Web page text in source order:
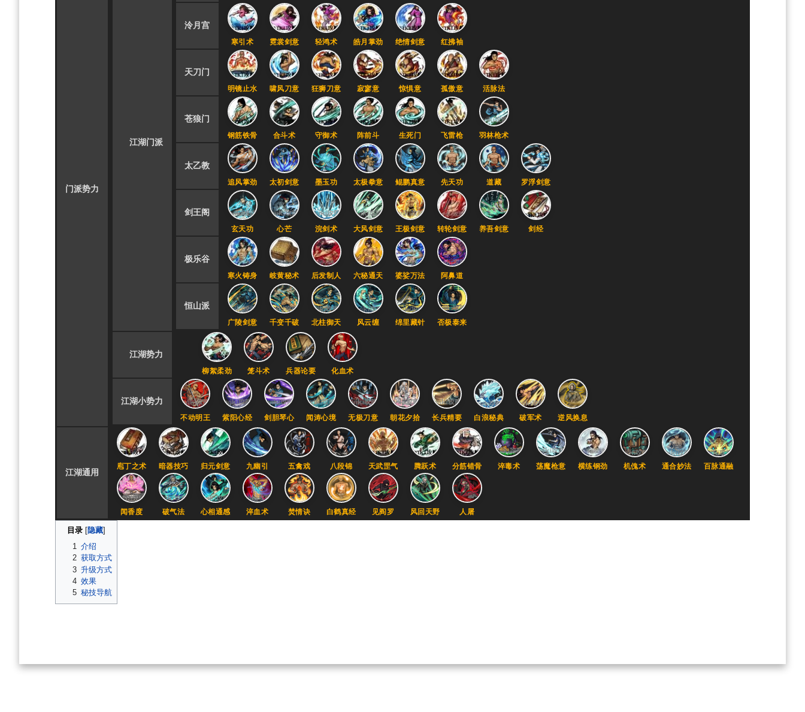
门派势力
江湖门派
泠月宫
寒引术 霓裳剑意 轻鸿术 皓月掌劲 绝情剑意 红拂袖
天刀门
明镜止水 啸风刀意 狂狮刀意 寂寥意 惊惧意 孤傲意 活脉法
苍狼门
钢筋铁骨 合斗术 守御术 阵前斗 生死门 飞雷枪 羽林枪术
太乙教
追风掌劲 太初剑意 墨玉功 太极拳意 鲲鹏真意 先天功 道藏 罗浮剑意
剑王阁
玄天功 心芒 浣剑术 大风剑意 王极剑意 转轮剑意 养吾剑意 剑经
极乐谷
寒火铸身 岐黄秘术 后发制人 六秘通天 婆娑万法 阿鼻道
恒山派
广陵剑意 千变千破 北柱御天 风云缠 绵里藏针 否极泰来
江湖势力
柳絮柔劲 笼斗术 兵器论要 化血术
江湖小势力
不动明王 紫阳心经 剑胆琴心 闻涛心境 无极刀意 朝花夕拾 长兵精要 白浪秘典 破军术 逆风换息
江湖通用
庖丁之术 暗器技巧 归元剑意 九幽引 五禽戏 八段锦 天武罡气 腾跃术 分筋错骨 淬毒术 荡魔枪意 横练钢劲 机傀术 通合妙法 百脉通融
闻香度 破气法 心相通感 淬血术 焚情诀 白鹤真经 见阎罗 风回天野 人屠
目录
1
介绍
2 获取方式
3 升级方式
4 效果
5 秘技导航